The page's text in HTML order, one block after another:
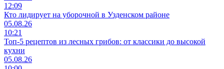
12:09
Кто лидирует на уборочной в Узденском районе
05.08.26
10:21
Топ-5 рецептов из лесных грибов: от классики до высокой
кухни
05.08.26